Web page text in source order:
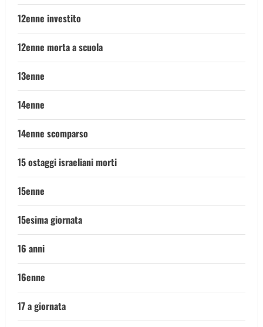
12enne investito
12enne morta a scuola
13enne
14enne
14enne scomparso
15 ostaggi israeliani morti
15enne
15esima giornata
16 anni
16enne
17 a giornata